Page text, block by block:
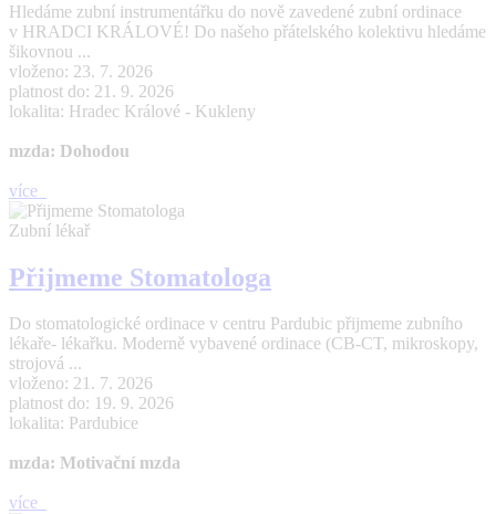
Hledáme zubní instrumentářku do nově zavedené zubní ordinace
v HRADCI KRÁLOVÉ! Do našeho přátelského kolektivu hledáme
šikovnou ...
vloženo: 23. 7. 2026
platnost do: 21. 9. 2026
lokalita: Hradec Králové - Kukleny
mzda: Dohodou
více
Zubní lékař
Přijmeme Stomatologa
Do stomatologické ordinace v centru Pardubic přijmeme zubního
lékaře- lékařku. Moderně vybavené ordinace (CB-CT, mikroskopy,
strojová ...
vloženo: 21. 7. 2026
platnost do: 19. 9. 2026
lokalita: Pardubice
mzda: Motivační mzda
více